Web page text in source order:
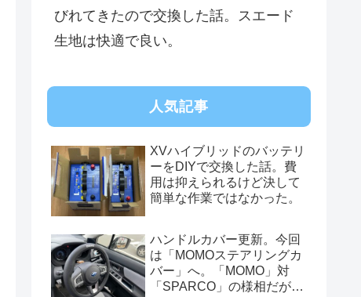
びれてきたので交換した話。スエード
生地は快適で良い。
人気記事
XVハイブリッドのバッテリ
ーをDIYで交換した話。費
用は抑えられるけど決して
簡単な作業ではなかった。
ハンドルカバー更新。今回
は「MOMOステアリングカ
バー」へ。「MOMO」対
「SPARCO」の様相だが、